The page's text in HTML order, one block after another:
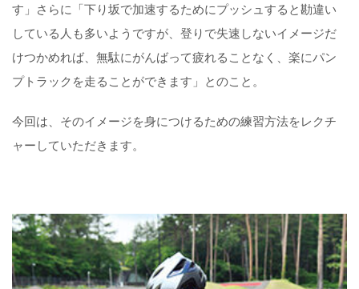
す」さらに「下り坂で加速するためにプッシュすると勘違い
している人も多いようですが、登りで失速しないイメージだ
けつかめれば、無駄にがんばって疲れることなく、楽にパン
プトラックを走ることができます」とのこと。
今回は、そのイメージを身につけるための練習方法をレクチ
ャーしていただきます。